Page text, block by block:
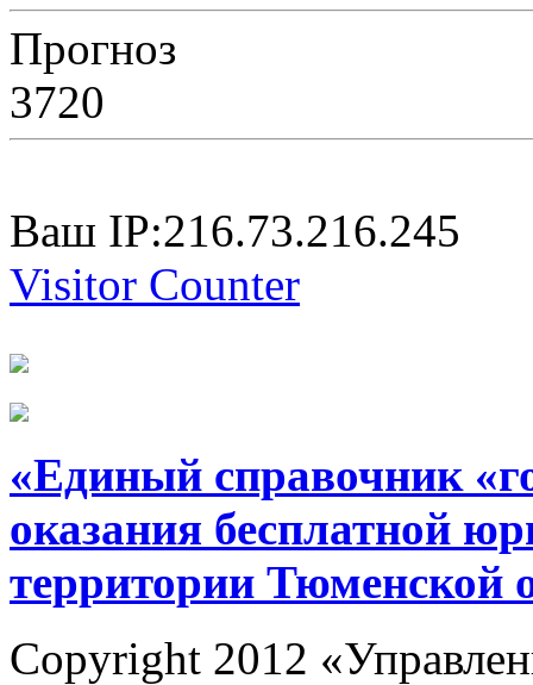
Прогноз
3720
Ваш IP:216.73.216.245
Visitor Counter
«Единый справочник
оказания бесплатной
территории Тюменской
Copyright 2012